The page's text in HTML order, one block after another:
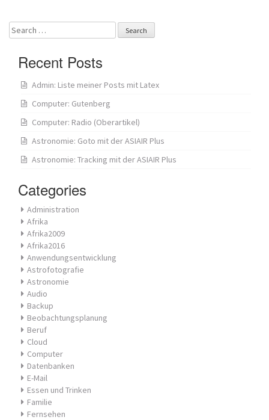
Search
for:
Recent Posts
Admin: Liste meiner Posts mit Latex
Computer: Gutenberg
Computer: Radio (Oberartikel)
Astronomie: Goto mit der ASIAIR Plus
Astronomie: Tracking mit der ASIAIR Plus
Categories
Administration
Afrika
Afrika2009
Afrika2016
Anwendungsentwicklung
Astrofotografie
Astronomie
Audio
Backup
Beobachtungsplanung
Beruf
Cloud
Computer
Datenbanken
E-Mail
Essen und Trinken
Familie
Fernsehen